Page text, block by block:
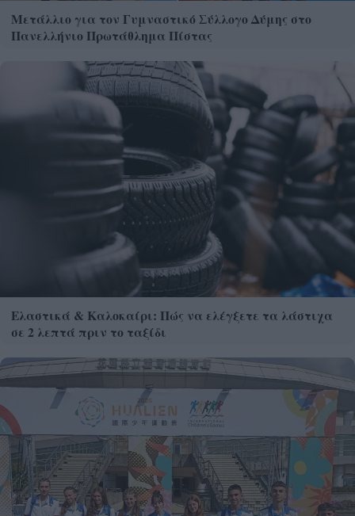
Μετάλλιο για τον Γυμναστικό Σύλλογο Δύμης στο
Πανελλήνιο Πρωτάθλημα Πίστας
Ελαστικά & Καλοκαίρι: Πώς να ελέγξετε τα λάστιχα
σε 2 λεπτά πριν το ταξίδι